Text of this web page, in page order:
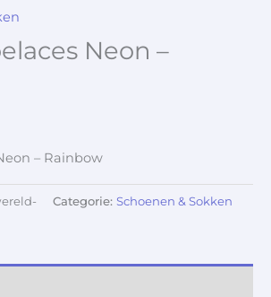
Neon –
– Rainbow
Categorie: Schoenen & Sokken